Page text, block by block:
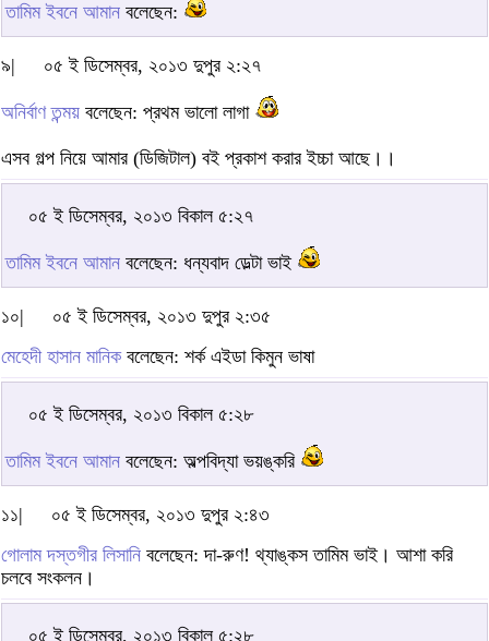
তামিম ইবনে আমান বলেছেন:
৯| ০৫ ই ডিসেম্বর, ২০১৩ দুপুর ২:২৭
অনির্বাণ তন্ময় বলেছেন: প্রথম ভালো লাগা
এসব গল্প নিয়ে আমার (ডিজিটাল) বই প্রকাশ করার ইচ্চা আছে।।
০৫ ই ডিসেম্বর, ২০১৩ বিকাল ৫:২৭
তামিম ইবনে আমান বলেছেন: ধন্যবাদ ডেল্টা ভাই
১০|
০৫ ই ডিসেম্বর, ২০১৩ দুপুর ২:৩৫
মেহেদী হাসান মানিকবলেছেন: শর্ক এইডা কিমুন ভাষা
০৫ ই ডিসেম্বর, ২০১৩ বিকাল ৫:২৮
তামিম ইবনে আমান বলেছেন: অল্পবিদ্যা ভয়ঙ্করি
১১|
০৫ ই ডিসেম্বর, ২০১৩ দুপুর ২:৪৩
গোলাম দস্তগীর লিসানি বলেছেন: দা-রুণ! থ্যাঙ্কস তামিম ভাই। আশা করি
চলবে সংকলন।
০৫ ই ডিসেম্বর, ২০১৩ বিকাল ৫:২৮